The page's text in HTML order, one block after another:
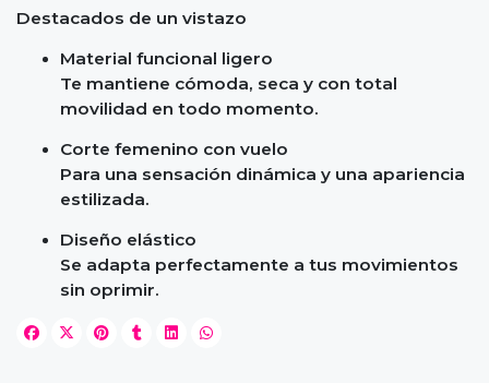
Destacados de un vistazo
Material funcional ligero
Te mantiene cómoda, seca y con total
movilidad en todo momento.
Corte femenino con vuelo
Para una sensación dinámica y una apariencia
estilizada.
Diseño elástico
Se adapta perfectamente a tus movimientos
sin oprimir.